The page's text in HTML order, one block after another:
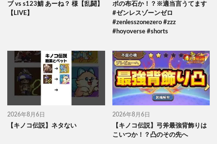
ブ vs s123鯖 あーね？ 様【乱闘】
【LIVE】
ボの布石か！？※適当言うてます
#ゼンレスゾーンゼロ
#zenlesszonezero #zzz
#hoyoverse #shorts
2026年8月6日
【キノコ伝説】ネタない
2026年8月6日
【キノコ伝説】弓斧最強背飾りは
こいつか！？凸のその先へ